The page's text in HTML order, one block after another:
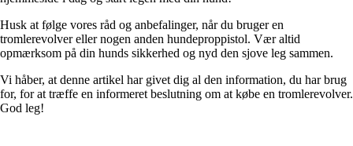
Husk at følge vores råd og anbefalinger, når du bruger en
tromlerevolver eller nogen anden hundeproppistol. Vær altid
opmærksom på din hunds sikkerhed og nyd den sjove leg sammen.
Vi håber, at denne artikel har givet dig al den information, du har brug
for, for at træffe en informeret beslutning om at købe en tromlerevolver.
God leg!